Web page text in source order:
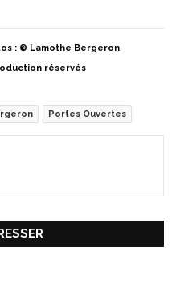
: © Lamothe Bergeron
réservés
Portes Ouvertes